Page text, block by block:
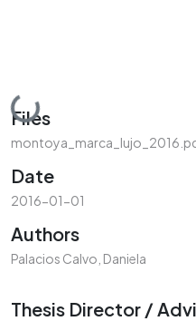
Loading...
Files
Date
2016-01-01
Authors
Palacios Calvo, Daniela
Thesis Director /